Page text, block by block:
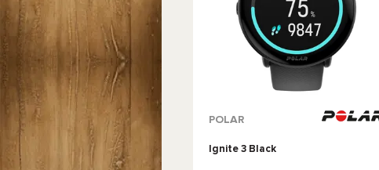
POLAR
Ignite 3 Black